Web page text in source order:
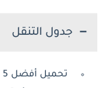
جدول التنقل